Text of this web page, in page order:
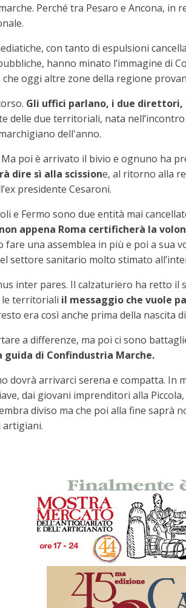
Perché tra Pesaro e Ancona, in
con tanto di espulsioni
hanno minato l’immagine di
oggi altre zone della regione
Gli uffici parlano, i due
delle due territoriali, nata
dell'anno.
poi è arrivato il bivio e ognuno ha
dire sì alla scissione, al ritorno alla
presidente Cesaroni.
e Fermo sono due entità mai
appena Roma certificherà la
una assemblea in più e poi a sua
settore sanitario molto stimato
inter pares. Il calzaturiero ha retto il
le territoriali il messaggio che vuole
era così anche prima della nascita
a differenze, ma poi ci sono
di Confindustria Marche.
arrivarci serena e compatta. In
dai giovani imprenditori alla
diviso ma che poi alla fine saprà
artigiani.